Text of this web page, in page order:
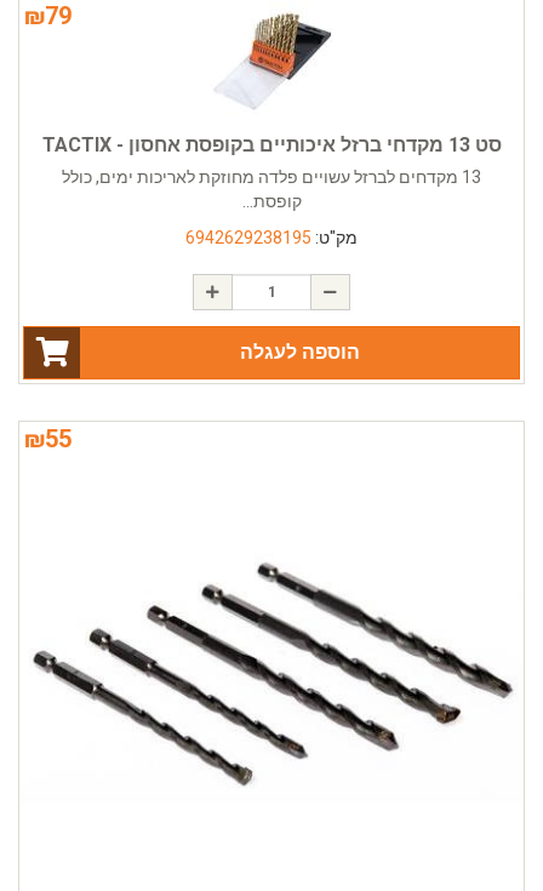
₪79
סט 13 מקדחי ברזל איכותיים בקופסת אחסון - TACTIX
13 מקדחים לברזל עשויים פלדה מחוזקת לאריכות ימים, כולל
קופסת...
מק"ט: 6942629238195
הוספה לעגלה
₪55